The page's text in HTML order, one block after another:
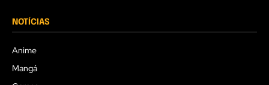
NOTÍCIAS
Anime
Mangá